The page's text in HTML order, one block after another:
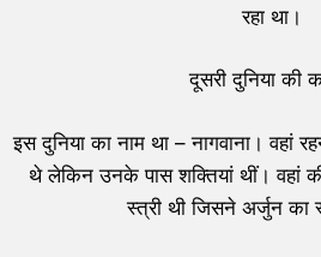
रहा था।
दूसरी दुनिया की
इस दुनिया का नाम था – नागवाना। वहां
थे लेकिन उनके पास शक्तियां थीं। वहां
स्त्री थी जिसने अर्जुन का